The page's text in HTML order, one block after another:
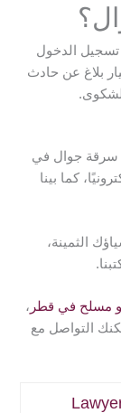
الدخول
بلاغ عن حادث
سرقة جوال في
كما بينا
الثمينة،
مسلح في قطر ،
التواصل مع